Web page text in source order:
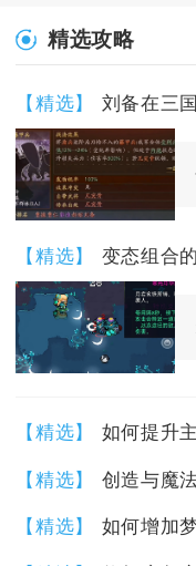
精选攻略
【精选】 刘备在三
【精选】 变态组合
【精选】
【精选】
【精选】 如何增加